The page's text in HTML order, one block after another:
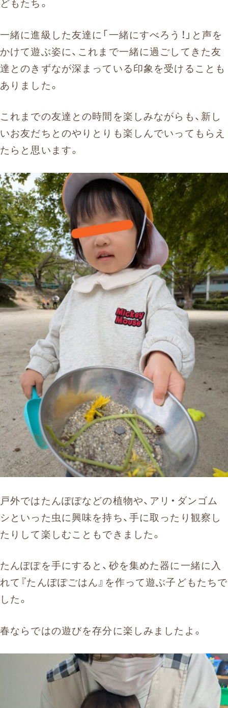
一緒に進級した友達に「一緒にすべろう！」と声を
かけて遊ぶ姿に、これまで一緒に過ごしてきた友
達とのきずなが深まっている印象を受けることも
ありました。
これまでの友達との時間を楽しみながらも、新し
いお友だちとのやりとりも楽しんでいってもらえ
たらと思います。
戸外ではたんぽぽなどの植物や、アリ・ダンゴム
シといった虫に興味を持ち、手に取ったり観察し
たりして楽しむこともできました。
たんぽぽを手にすると、砂を集めた器に一緒に入
れて『たんぽぽごはん』を作って遊ぶ子どもたちで
した。
春ならではの遊びを存分に楽しみましたよ。